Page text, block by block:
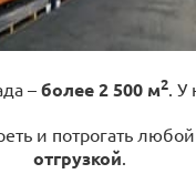
– более 2 500 м2. У
и потрогать
отгрузкой.